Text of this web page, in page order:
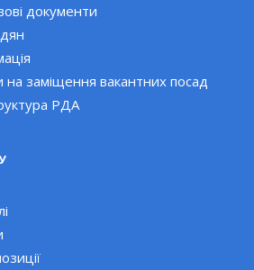
документи
на заміщення вакантних посад
РДА